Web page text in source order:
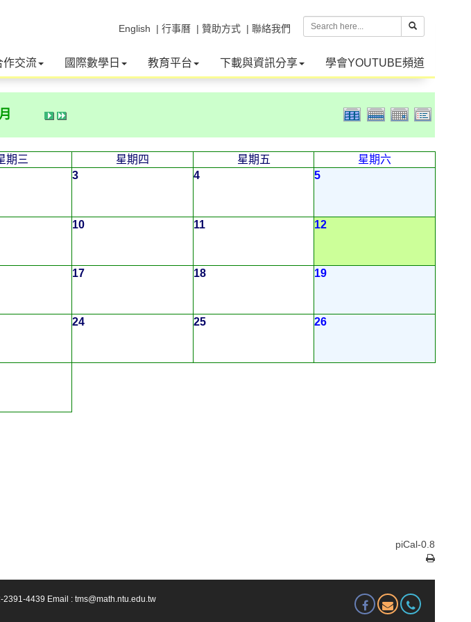
| 聯絡我們
| 贊助方式
| 行事曆
English
作交流 國際數學日 教育平台 下載與資訊分享 學會YOUTUBE頻道
期三 星期四 星期五
星期六
3 4 5
10 11 12
17 18 19
24 25 26
piCal-0.8
4439 Email : tms@math.ntu.edu.tw